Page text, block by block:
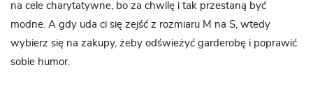
na cele charytatywne, bo za chwilę i tak przestaną być
modne. A gdy uda ci się zejść z rozmiaru M na S, wtedy
wybierz się na zakupy, żeby odświeżyć garderobę i poprawić
sobie humor.